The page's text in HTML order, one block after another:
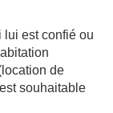
lui est confié ou
de
souhaitable